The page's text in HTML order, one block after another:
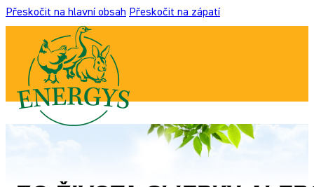
Přeskočit na hlavní obsah Přeskočit na zápatí